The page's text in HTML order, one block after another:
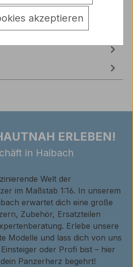
ERLEBEN!
in Haibach
Welt der
im Maßstab 1:16. In unserem
erwartet dich eine große
Zubehör, Ersatzteilen
Erlebe unsere
Modelle und lass dich von uns
oder Profi bist – hier
Panzerherz begehrt!
akzeptieren